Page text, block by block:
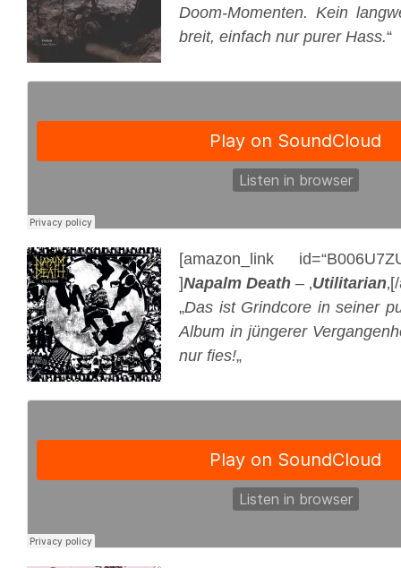
Doom-Momenten. Kein
breit, einfach nur purer Hass.“
[amazon_link
]Napalm Death – ‚Utilitarian
„Das ist Grindcore in seiner
Album in jüngerer
nur fies!„